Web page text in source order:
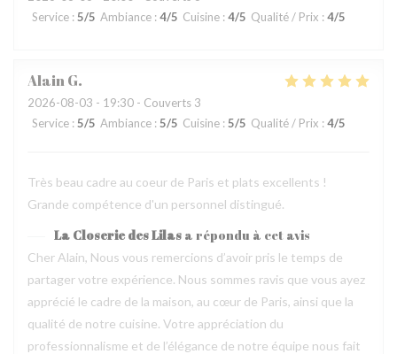
Service : 5/5 Ambiance : 4/5 Cuisine : 4/5 Qualité / Prix : 4/5
AlainG
2026-08-03 - 19:30 - Couverts 3
Service : 5/5 Ambiance : 5/5 Cuisine : 5/5 Qualité / Prix : 4/5
Très beau cadre au coeur de Paris et plats excellents !
Grande compétence d'un personnel distingué.
La Closerie des Lilas a répondu à cet avis
Cher Alain, Nous vous remercions d’avoir pris le temps de
partager votre expérience. Nous sommes ravis que vous ayez
apprécié le cadre de la maison, au cœur de Paris, ainsi que la
qualité de notre cuisine. Votre appréciation du
professionnalisme et de l’élégance de notre équipe nous fait